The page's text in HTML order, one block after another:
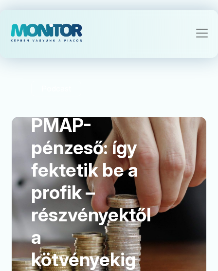
PMÁP-
pénzeső: így
fektetik be a
profik –
részvényektől
a
kötvényekig